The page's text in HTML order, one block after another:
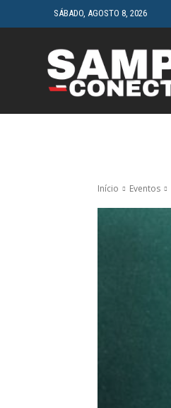
SÁBADO, AGOSTO 8, 2026
Início Eventos